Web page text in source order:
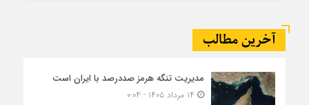
آخرین مطالب
مدیریت تنگه هرمز صددرصد با ایران است